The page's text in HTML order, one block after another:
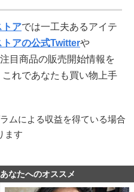
トアでは一工夫あるアイテ
トアの公式Twitterや
目商品の販売開始情報を
れであなたも買い物上手
ムによる収益を得ている場合
ます
なたへのオススメ